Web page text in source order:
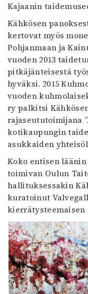
Kajaanin
Kähkösen
kertovat myös
Pohjanmaan ja
vuoden 2013
pitkäjänteisestä
hyväksi. 2015
vuoden
ry palkitsi
rajaseututoimijana
kotikaupungin
asukkaiden
Koko entisen
toimivan Oulun
hallituksessakin
kuratoinut